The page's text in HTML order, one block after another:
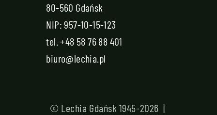
80-560 Gdańsk
NIP: 957-10-15-123
tel.+48 58 76 88 401
biuro@lechia.pl
© Lechia Gdańsk 1945-2026 |